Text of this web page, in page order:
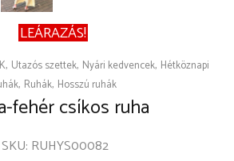
LEÁRAZÁS!
fehér csíkos ruha
SKU: RUHYS00082
Utazós szettek Nyári kedvencek Hétköznapi
Ruhák Hosszú ruhák